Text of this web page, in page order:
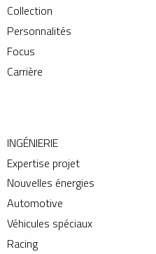
Collection
Personnalités
Focus
Carrière
INGÉNIERIE
Expertise projet
Nouvelles énergies
Automotive
Véhicules spéciaux
Racing